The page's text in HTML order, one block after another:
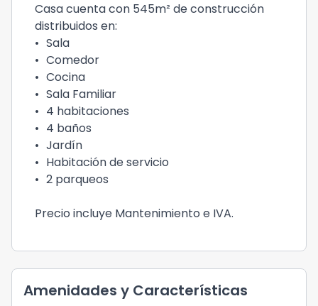
Casa cuenta con 545m² de construcción
distribuidos en:
• Sala
• Comedor
• Cocina
• Sala Familiar
• 4 habitaciones
• 4 baños
• Jardín
• Habitación de servicio
• 2 parqueos
Precio incluye Mantenimiento e IVA.
Amenidades y Características